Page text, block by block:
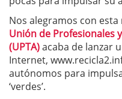
Nos alegramos con
Unión de Profesionales
(UPTA)acaba de lanzar
Internet,
autónomos para
‘verdes’.